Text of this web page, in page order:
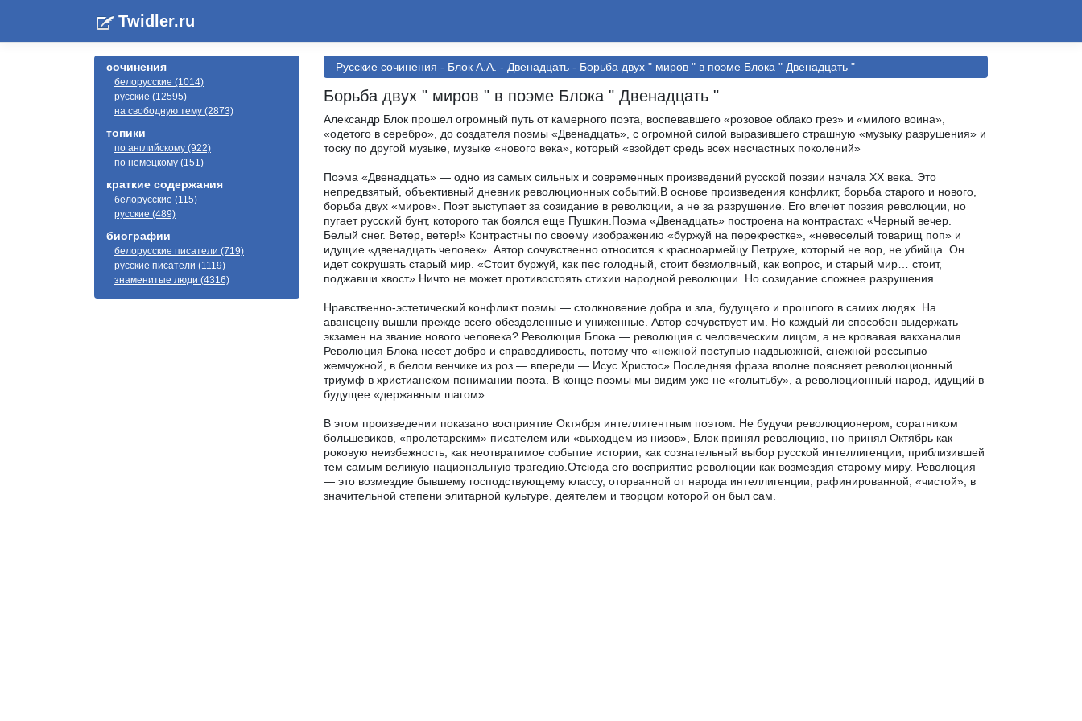
Twidler.ru
сочинения
белорусские (1014)
русские (12595)
на свободную тему (2873)
топики
по английскому (922)
по немецкому (151)
краткие содержания
белорусские (115)
русские (489)
биографии
белорусские писатели (719)
русские писатели (1119)
знаменитые люди (4316)
Русские сочинения - Блок А.А. - Двенадцать - Борьба двух " миров " в поэме Блока " Двенадцать "
Борьба двух " миров " в поэме Блока " Двенадцать "
Александр Блок прошел огромный путь от камерного поэта, воспевавшего «розовое облако грез» и «милого воина»,
«одетого в серебро», до создателя поэмы «Двенадцать», с огромной силой выразившего страшную «музыку разрушения» и
тоску по другой музыке, музыке «нового века», который «взойдет средь всех несчастных поколений»
Поэма «Двенадцать» — одно из самых сильных и современных произведений русской поэзии начала XX века. Это
непредвзятый, объективный дневник революционных событий.В основе произведения конфликт, борьба старого и нового,
борьба двух «миров». Поэт выступает за созидание в революции, а не за разрушение. Его влечет поэзия революции, но
пугает русский бунт, которого так боялся еще Пушкин.Поэма «Двенадцать» построена на контрастах: «Черный вечер.
Белый снег. Ветер, ветер!» Контрастны по своему изображению «буржуй на перекрестке», «невеселый товарищ поп» и
идущие «двенадцать человек». Автор сочувственно относится к красноармейцу Петрухе, который не вор, не убийца. Он
идет сокрушать старый мир. «Стоит буржуй, как пес голодный, стоит безмолвный, как вопрос, и старый мир… стоит,
поджавши хвост».Ничто не может противостоять стихии народной революции. Но созидание сложнее разрушения.
Нравственно-эстетический конфликт поэмы — столкновение добра и зла, будущего и прошлого в самих людях. На
авансцену вышли прежде всего обездоленные и униженные. Автор сочувствует им. Но каждый ли способен выдержать
экзамен на звание нового человека? Революция Блока — революция с человеческим лицом, а не кровавая вакханалия.
Революция Блока несет добро и справедливость, потому что «нежной поступью надвьюжной, снежной россыпью
жемчужной, в белом венчике из роз — впереди — Исус Христос».Последняя фраза вполне поясняет революционный
триумф в христианском понимании поэта. В конце поэмы мы видим уже не «голытьбу», а революционный народ, идущий в
будущее «державным шагом»
В этом произведении показано восприятие Октября интеллигентным поэтом. Не будучи революционером, соратником
большевиков, «пролетарским» писателем или «выходцем из низов», Блок принял революцию, но принял Октябрь как
роковую неизбежность, как неотвратимое событие истории, как сознательный выбор русской интеллигенции, приблизившей
тем самым великую национальную трагедию.Отсюда его восприятие революции как возмездия старому миру. Революция
— это возмездие бывшему господствующему классу, оторванной от народа интеллигенции, рафинированной, «чистой», в
значительной степени элитарной культуре, деятелем и творцом которой он был сам.